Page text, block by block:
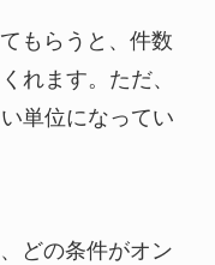
もらうと、件数
れます。ただ、
単位になってい
どの条件がオン